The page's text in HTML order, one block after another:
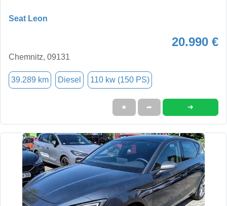
Seat Leon
20.990 €
Chemnitz, 09131
39.289 km Diesel 110 kw (150 PS)
★ ➦ ➜